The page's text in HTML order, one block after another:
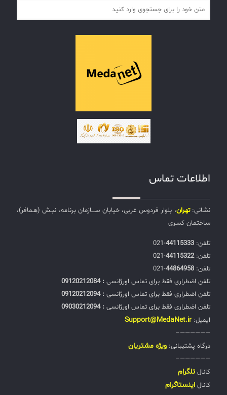
اطلاعات تماس
نشانی:تهران، بلوار فردوس غربی، خیابان ســـازمان برنامه، نبـش (هـمافر)،
ساختمان کسری
تلفن:‌ 44115333
-021
تلفن:‌44115322
-021
تلفن:‌ 44864958
-021
تلفن اضطراری فقط برای تماس اورژانسی : 09120212084
تلفن اضطراری فقط برای تماس اورژانسی : 09120212094
تلفن اضطراری فقط برای تماس اورژانسی : 09030212094
ایمیل: Support@MedaNet.ir
——————–
درگاه پشتیبانی: ويژه مشتریان
——————–
کانال تلگرام
کانال اینستاگرام